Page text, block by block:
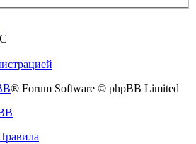
® Forum Software © phpBB Limited